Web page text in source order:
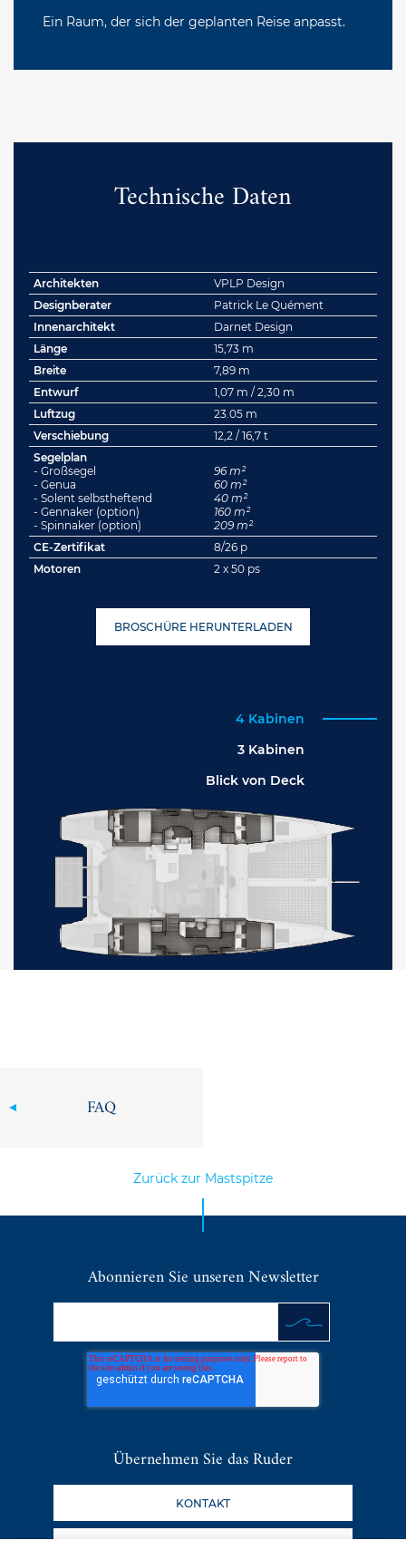
Ein Raum, der sich der geplanten Reise anpasst.
Technische Daten
Architekten
VPLP Design
Designberater
Patrick Le Quément
Innenarchitekt
Darnet Design
Länge
15,73 m
Breite
7,89 m
Entwurf
1,07 m / 2,30 m
Luftzug
23.05 m
Verschiebung
12,2 / 16,7 t
Segelplan
- Großsegel
- Genua
- Solent selbstheftend
- Gennaker (option)
- Spinnaker (option)
96 m²
60 m²
40 m²
160 m²
209 m²
CE-Zertifikat
8/26 p
Motoren
2 x 50 ps
BROSCHÜRE HERUNTERLADEN
4 Kabinen
3 Kabinen
Blick von Deck
FAQ
Abonnieren Sie unseren Newsletter
Übernehmen Sie das Ruder
KONTAKT
Zurück zur Mastspitze